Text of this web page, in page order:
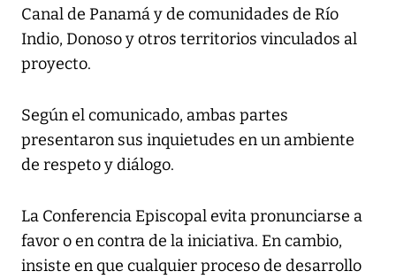
Canal de Panamá y de comunidades de Río
Indio, Donoso y otros territorios vinculados al
proyecto.
Según el comunicado, ambas partes
presentaron sus inquietudes en un ambiente
de respeto y diálogo.
La Conferencia Episcopal evita pronunciarse a
favor o en contra de la iniciativa. En cambio,
insiste en que cualquier proceso de desarrollo